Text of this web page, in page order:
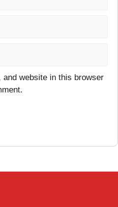
and website in this browser